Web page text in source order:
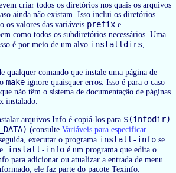
criar todos os diretórios nos quais os arquivos
ainda não existam. Isso inclui os diretórios
os valores das variáveis prefix e
como todos os subdiretórios necessários. Uma
é por meio de um alvo installdirs,
qualquer comando que instale uma página de
make ignore quaisquer erros. Isso é para o caso
não têm o sistema de documentação de páginas
instalado.
arquivos Info é copiá-los para $(infodir)
(consulte Variáveis para especificar
executar o programa install-info se
install-info é um programa que edita o
para adicionar ou atualizar a entrada de menu
ele faz parte do pacote Texinfo.